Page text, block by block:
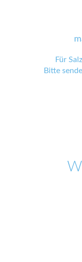
Für
Bitte